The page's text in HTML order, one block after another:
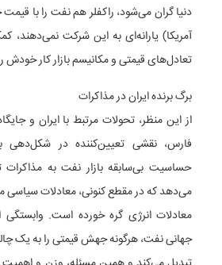
دنیا گران می‌شود، راکفلر هم نفت را با
آمریکا) یارانه‌ای به این شرکت نمی‌دهند،
تعادل‌های قیمتی و مکانیسم بازار کار خودش
برگ برنده ایران در مذاکرات
از این منظر، تحولات مرتبط با ایران و
فارس، نقشی تعیین‌کننده در شکل‌دهی به
حساسیت بی‌سابقه بازار نفت به مذاکرات
می‌دهد که در مقطع کنونی، معادلات سیاسی
معادلات انرژی گره خورده است. وابستگی
جهانی نفت، هرگونه جهش قیمتی را به یک